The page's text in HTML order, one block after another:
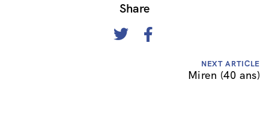
Share
NEXT ARTICLE
Miren (40 ans)